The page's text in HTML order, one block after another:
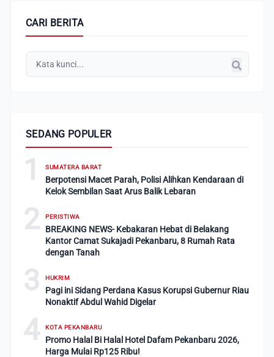
CARI BERITA
SEDANG POPULER
1 SUMATERA BARAT
Berpotensi Macet Parah, Polisi Alihkan Kendaraan di
Kelok Sembilan Saat Arus Balik Lebaran
2 PERISTIWA
BREAKING NEWS- Kebakaran Hebat di Belakang
Kantor Camat Sukajadi Pekanbaru, 8 Rumah Rata
dengan Tanah
3 HUKRIM
Pagi ini Sidang Perdana Kasus Korupsi Gubernur Riau
Nonaktif Abdul Wahid Digelar
4 KOTA PEKANBARU
Promo Halal Bi Halal Hotel Dafam Pekanbaru 2026,
Harga Mulai Rp125 Ribu!